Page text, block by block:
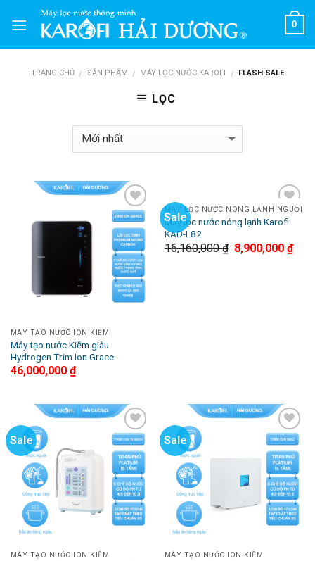
0
TRANG CHỦ / SẢN PHẨM / MÁY LỌC NƯỚC KAROFI / FLASH SALE
LỌC
Add to
Wishlist
MÁY TẠO NƯỚC ION KIỀM
Máy tạo nước Kiềm giàu
Hydrogen Trim Ion Grace
46,000,000 ₫
Sale
Add to
Wishlist
MÁY LỌC NƯỚC NÓNG LẠNH NGUỘI
Máy lọc nước nóng lạnh Karofi
KAD-L82
16,160,000₫ 8,900,000 ₫
Sale
Add to
Wishlist
MÁY TẠO NƯỚC ION KIỀM
Sale
Add to
Wishlist
MÁY TẠO NƯỚC ION KIỀM